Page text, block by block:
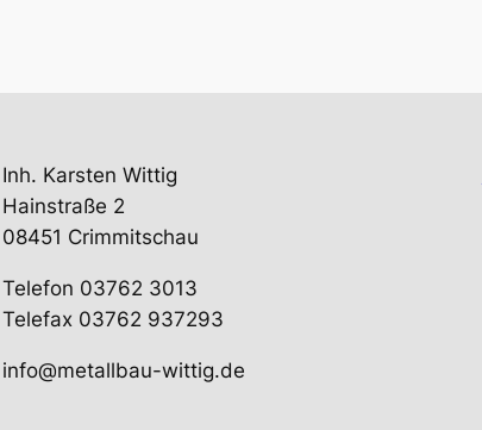
Inh. Karsten Wittig
Hainstraße 2
08451 Crimmitschau
Telefon 03762 3013
Telefax 03762 937293
info@metallbau-wittig.de